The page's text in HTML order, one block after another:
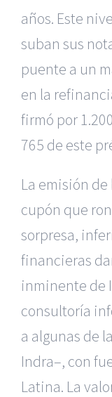
años. Este
suban sus
puente a un
en la
firmó por
765 de este
La emisión de
cupón que
sorpresa,
financieras
inminente de
consultoría
a algunas de
Indra–, con
Latina. La